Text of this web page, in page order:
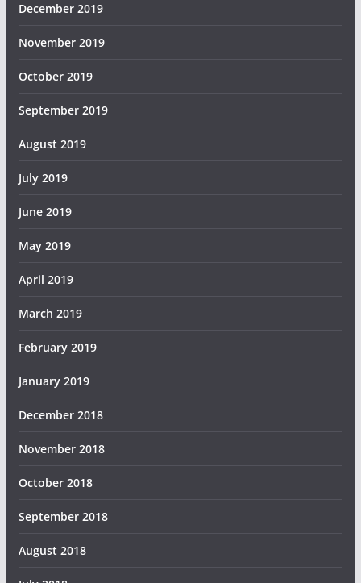
December 2019
November 2019
October 2019
September 2019
August 2019
July 2019
June 2019
May 2019
April 2019
March 2019
February 2019
January 2019
December 2018
November 2018
October 2018
September 2018
August 2018